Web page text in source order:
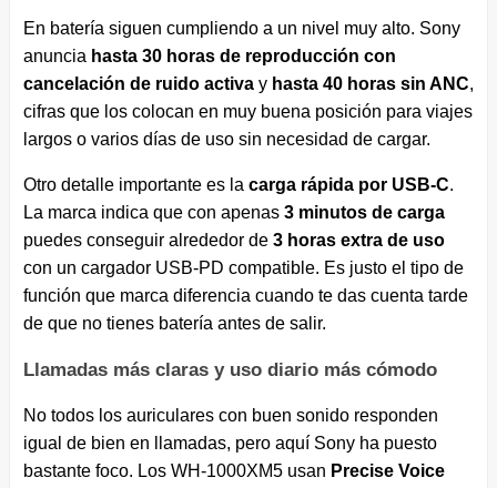
En batería siguen cumpliendo a un nivel muy alto. Sony
anuncia hasta 30 horas de reproducción con
cancelación de ruido activay hasta 40 horas sin ANC,
cifras que los colocan en muy buena posición para viajes
largos o varios días de uso sin necesidad de cargar.
Otro detalle importante es la carga rápida por USB-C.
La marca indica que con apenas 3 minutos de carga
puedes conseguir alrededor de 3 horas extra de uso
con un cargador USB-PD compatible. Es justo el tipo de
función que marca diferencia cuando te das cuenta tarde
de que no tienes batería antes de salir.
Llamadas más claras y uso diario más cómodo
No todos los auriculares con buen sonido responden
igual de bien en llamadas, pero aquí Sony ha puesto
bastante foco. Los WH-1000XM5 usan Precise Voice